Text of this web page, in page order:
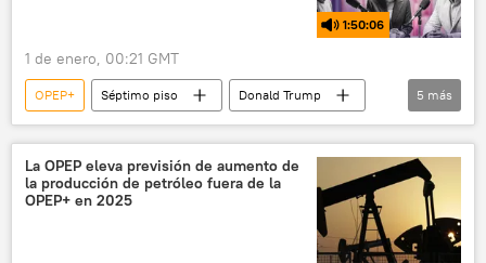
1:50:06
1 de enero, 00:21 GMT
OPEP+ Séptimo piso
Donald Trump
China
Brasil
Sudáfrica
BRICS
Unión Económica Euroasiática
5 más
La OPEP eleva previsión de aumento de
la producción de petróleo fuera de la
OPEP+ en 2025